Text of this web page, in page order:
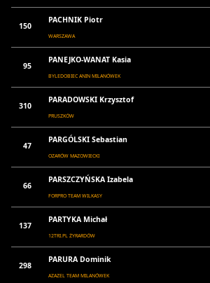
150
PACHNIK Piotr
WARSZAWA
95
PANEJKO-WANAT Kasia
BYLEDOBIEC ANIN MILANÓWEK
310
PARADOWSKI Krzysztof
PRUSZKÓW
47
PARGÓLSKI Sebastian
OZARÓW MAZOWIECKI
66
PARSZCZYŃSKA Izabela
FORPRO TEAM WILKASY
137
PARTYKA Michał
12TRI.PL ŻYRARDÓW
298
PARURA Dominik
AZAZEL TEAM MILANÓWEK